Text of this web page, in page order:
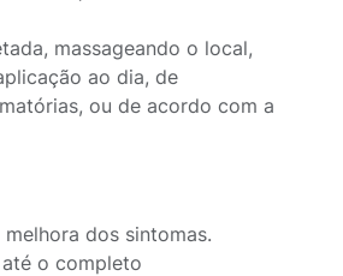
massageando o local,
ao dia, de
ou de acordo com a
dos sintomas.
o completo